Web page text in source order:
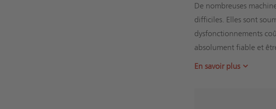
De nombreuses
difficiles. Elles sont
dysfonctionnements
absolument fiable et
En savoir plus